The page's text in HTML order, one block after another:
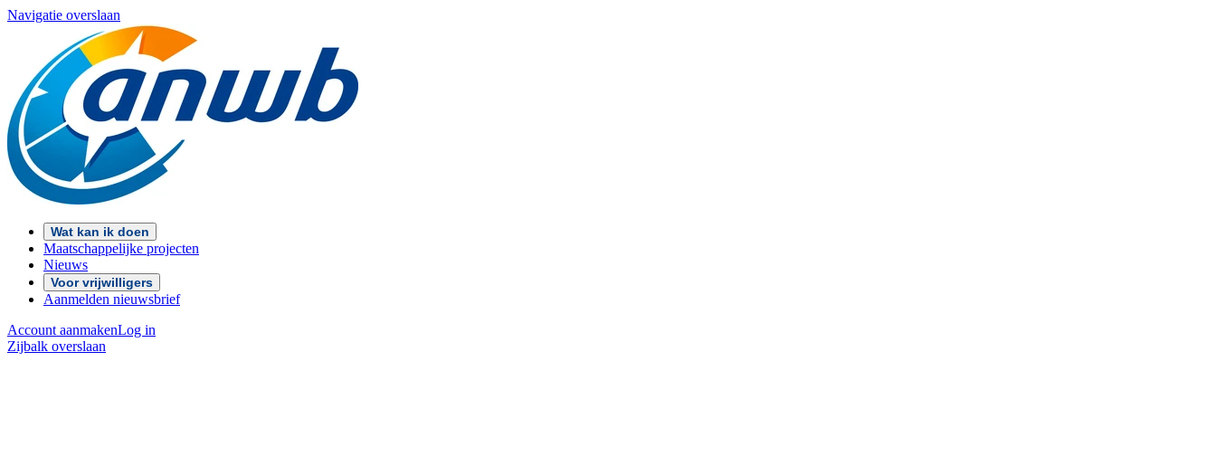
Navigatie overslaan
Wat kan ik doen
Maatschappelijke projecten
Nieuws
Voor vrijwilligers
Aanmelden nieuwsbrief
Account aanmakenLog in
Zijbalk overslaan